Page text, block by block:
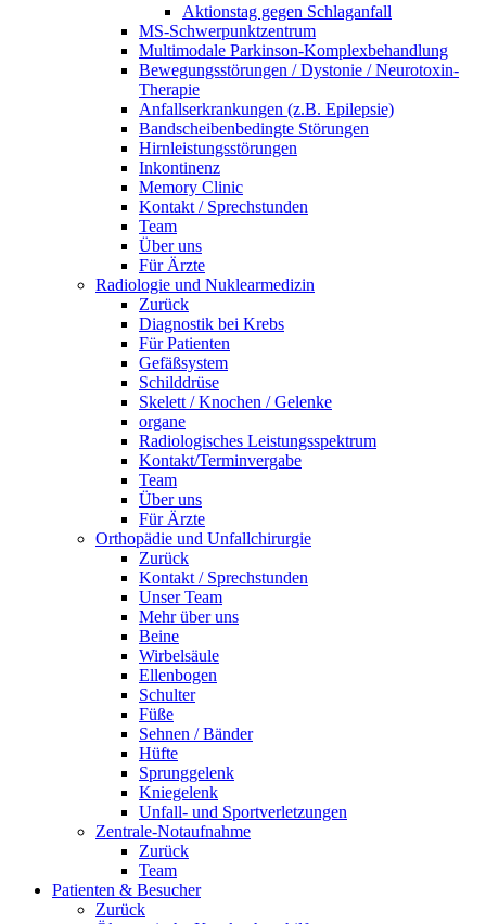
Aktionstag gegen Schlaganfall
MS-Schwerpunktzentrum
Multimodale Parkinson-Komplexbehandlung
Bewegungsstörungen / Dystonie / Neurotoxin-
Therapie
Anfallserkrankungen (z.B. Epilepsie)
Bandscheibenbedingte Störungen
Hirnleistungsstörungen
Inkontinenz
Memory Clinic
Kontakt / Sprechstunden
Team
Über uns
Für Ärzte
Radiologie und Nuklearmedizin
Zurück
Diagnostik bei Krebs
Für Patienten
Gefäßsystem
Schilddrüse
Skelett / Knochen / Gelenke
organe
Radiologisches Leistungsspektrum
Kontakt/Terminvergabe
Team
Über uns
Für Ärzte
Orthopädie und Unfallchirurgie
Zurück
Kontakt / Sprechstunden
Unser Team
Mehr über uns
Beine
Wirbelsäule
Ellenbogen
Schulter
Füße
Sehnen / Bänder
Hüfte
Sprunggelenk
Kniegelenk
Unfall- und Sportverletzungen
Zentrale-Notaufnahme
Zurück
Team
Patienten & Besucher
Zurück